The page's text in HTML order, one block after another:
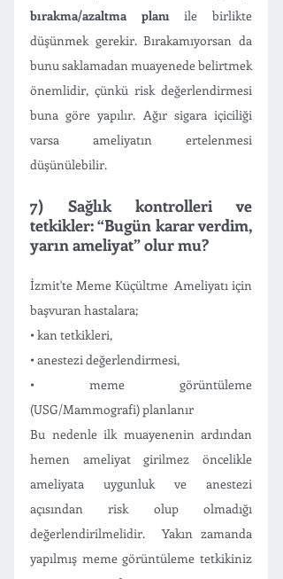
bırakma/azaltma planı ile birlikte
düşünmek gerekir. Bırakamıyorsan da
bunu saklamadan muayenede belirtmek
önemlidir, çünkü risk değerlendirmesi
buna göre yapılır. Ağır sigara içiciliği
varsa ameliyatın ertelenmesi
düşünülebilir.
7) Sağlık kontrolleri ve
tetkikler: “Bugün karar verdim,
yarın ameliyat” olur mu?
İzmit'te Meme Küçültme  Ameliyatı için
başvuran hastalara;
• kan tetkikleri,
• anestezi değerlendirmesi,
• meme görüntüleme
(USG/Mammografi) planlanır
Bu nedenle ilk muayenenin ardından
hemen ameliyat girilmez öncelikle
ameliyata uygunluk ve anestezi
açısından risk olup olmadığı
değerlendirilmelidir.  Yakın zamanda
yapılmış meme görüntüleme tetkikiniz